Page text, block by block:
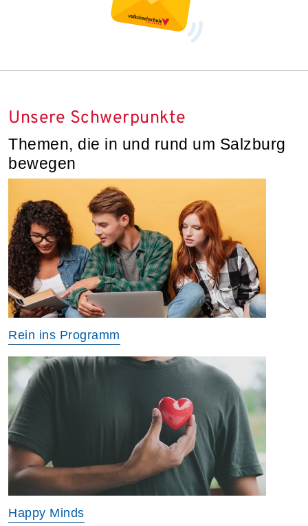
Unsere Schwerpunkte
Themen, die in und rund um Salzburg
bewegen
Rein ins Programm
Happy Minds